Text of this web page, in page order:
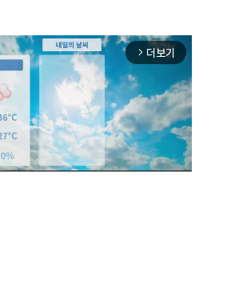
arrow_forward_ios 더보기